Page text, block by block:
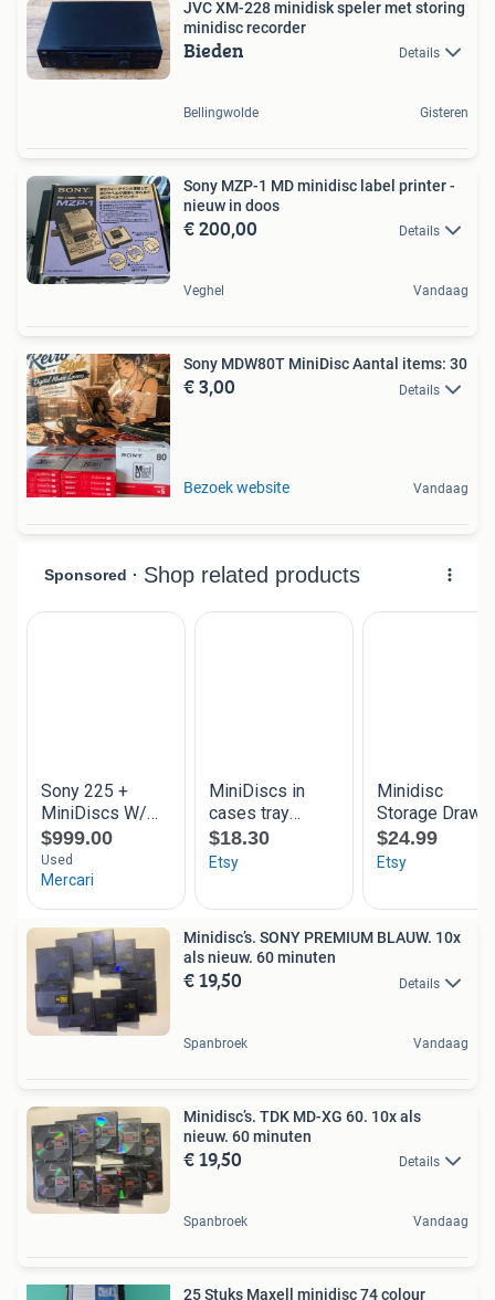
JVC XM-228 minidisk speler met storing
minidisc recorder
Bieden Details
Bellingwolde Gisteren
Sony MZP-1 MD minidisc label printer -
nieuw in doos
€ 200,00 Details
Veghel Vandaag
Sony MDW80T MiniDisc Aantal items: 30
€ 3,00 Details
Bezoek website Vandaag
Minidisc’s. SONY PREMIUM BLAUW. 10x
als nieuw. 60 minuten
€ 19,50 Details
Spanbroek Vandaag
Minidisc’s. TDK MD-XG 60. 10x als
nieuw. 60 minuten
€ 19,50 Details
Spanbroek Vandaag
25 Stuks Maxell minidisc 74 colour